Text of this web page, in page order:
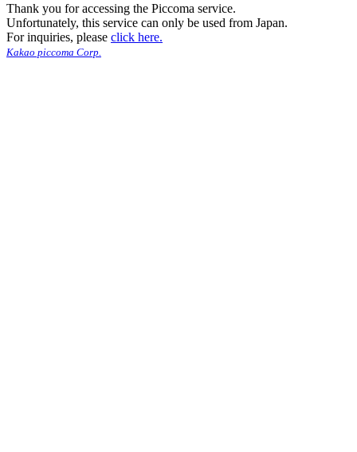
Thank you for accessing the Piccoma service.
Unfortunately, this service can only be used from Japan.
For inquiries, please click here.
Kakao piccoma Corp.